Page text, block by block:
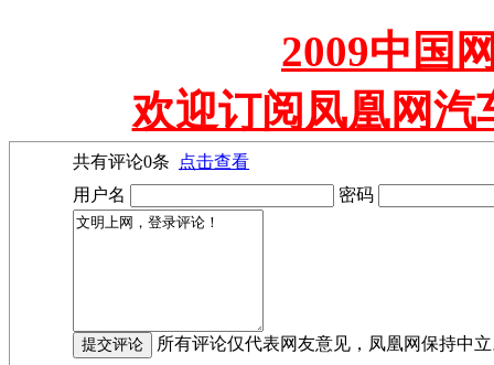
2009中国
欢迎订阅凤凰网汽
共有评论0条
点击查看
用户名
密码
所有评论仅代表网友意见，凤凰网保持中